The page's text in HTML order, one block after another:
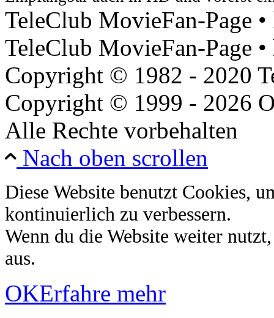
TeleClub MovieFan-Page
TeleClub MovieFan-Page
Copyright © 1982 - 2020
Copyright © 1999 - 2026
Alle Rechte vorbehalten
Nach oben scrollen
Diese Website benutzt Cookies,
kontinuierlich zu verbessern.
Wenn du die Website weiter
aus.
OKErfahre mehr